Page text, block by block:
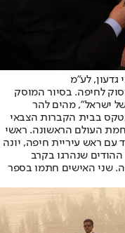
גדעון, לע"מ
לחיפה. בסיור המוסק
ישראל", מהים להר
בבית הקברות הצבאי
העולם הראשונה. ראשי
עם ראש עיריית חיפה, יונה
שנהרגו בקרב
שני האישים חתמו בספר